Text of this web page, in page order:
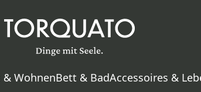
& WohnenBett & BadAccessoires &